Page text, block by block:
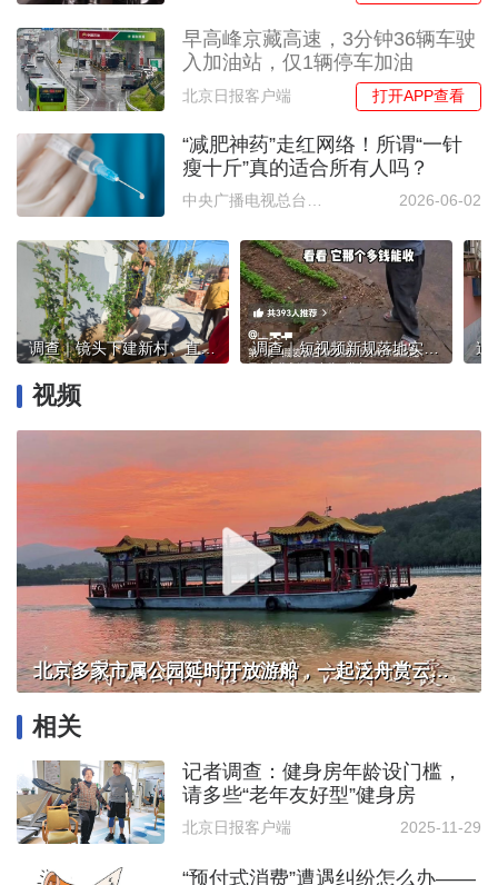
早高峰京藏高速，3分钟36辆车驶
入加油站，仅1辆停车加油
北京日报客户端 打开APP查看
“减肥神药”走红网络！所谓“一针
瘦十斤”真的适合所有人吗？
2026-06-02
调查｜镜头下建新村、直播间卖油鸡，村书记如何玩转“流量经济”？ 调查｜短视频新规落地实测：标签全了，但零勾选还能秒发
视频
北京多家市属公园延时开放游船，一起泛舟赏云霞！
相关
记者调查：健身房年龄设门槛，
请多些“老年友好型”健身房
北京日报客户端 2025-11-29
“预付式消费”遭遇纠纷怎么办——